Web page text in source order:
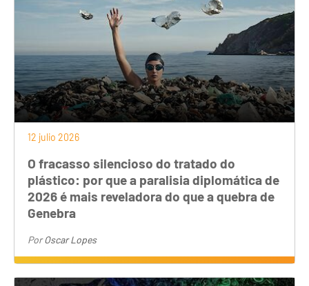
12 julio 2026
O fracasso silencioso do tratado do
plástico: por que a paralisia diplomática de
2026 é mais reveladora do que a quebra de
Genebra
PorOscar Lopes